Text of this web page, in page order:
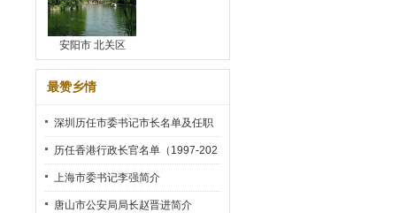
安阳市 北关区
最赞乡情
深圳历任市委书记市长名单及任职
时间
历任香港行政长官名单（1997-202
2）
上海市委书记李强简介
唐山市公安局局长赵晋进简介